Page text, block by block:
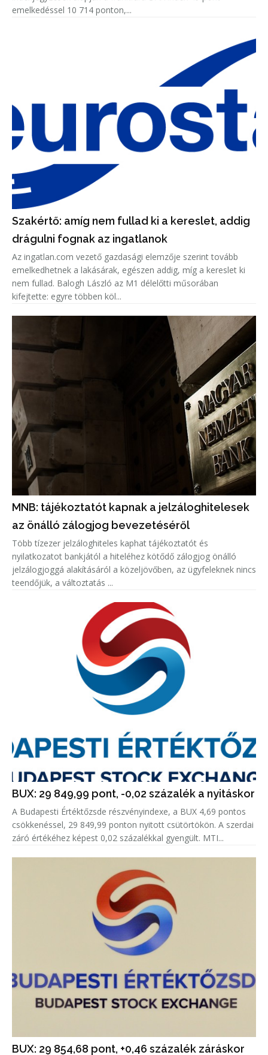
emelkedéssel 10 714 ponton,...
Szakértő: amíg nem fullad ki a kereslet, addig
drágulni fognak az ingatlanok
Az ingatlan.com vezető gazdasági elemzője szerint tovább
emelkedhetnek a lakásárak, egészen addig, míg a kereslet ki
nem fullad. Balogh László az M1 délelőtti műsorában
kifejtette: egyre többen köl...
MNB: tájékoztatót kapnak a jelzáloghitelesek
az önálló zálogjog bevezetéséről
Több tízezer jelzáloghiteles kaphat tájékoztatót és
nyilatkozatot bankjától a hiteléhez kötődő zálogjog önálló
jelzálogjoggá alakításáról a közeljövőben, az ügyfeleknek nincs
teendőjük, a változtatás ...
BUX: 29 849,99 pont, -0,02 százalék a nyitáskor
A Budapesti Értéktőzsde részvényindexe, a BUX 4,69 pontos
csökkenéssel, 29 849,99 ponton nyitott csütörtökön. A szerdai
záró értékéhez képest 0,02 százalékkal gyengült. MTI...
BUX: 29 854,68 pont, +0,46 százalék záráskor